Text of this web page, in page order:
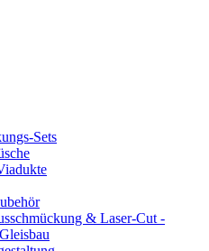
Sets
& Laser-Cut -